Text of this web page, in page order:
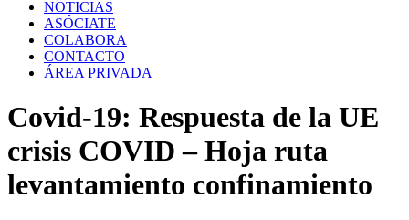
NOTICIAS
ASÓCIATE
COLABORA
CONTACTO
ÁREA PRIVADA
Covid-19: Respuesta de la UE
crisis COVID – Hoja ruta
levantamiento confinamiento